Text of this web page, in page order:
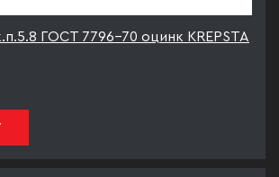
ГОСТ 7796-70 оцинк KREPSTA